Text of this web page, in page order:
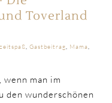
Toverland
, Gastbeitrag, Mama,
man im
den wunderschönen